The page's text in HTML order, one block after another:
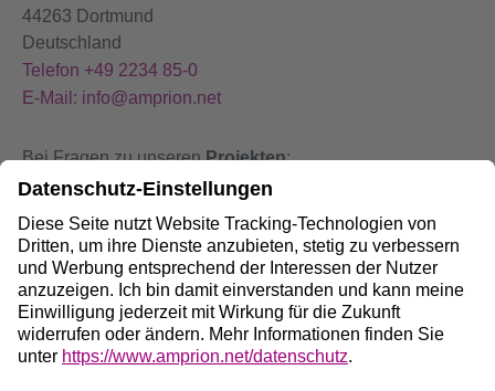
44263 Dortmund
Deutschland
Telefon +49 2234 85-0
E-Mail: info@amprion.net
Bei Fragen zu unserenProjekten:
+49 800 584 9000
BeiStörungen an unseren Anlagen:
+49 800 490 4000
Social Media: